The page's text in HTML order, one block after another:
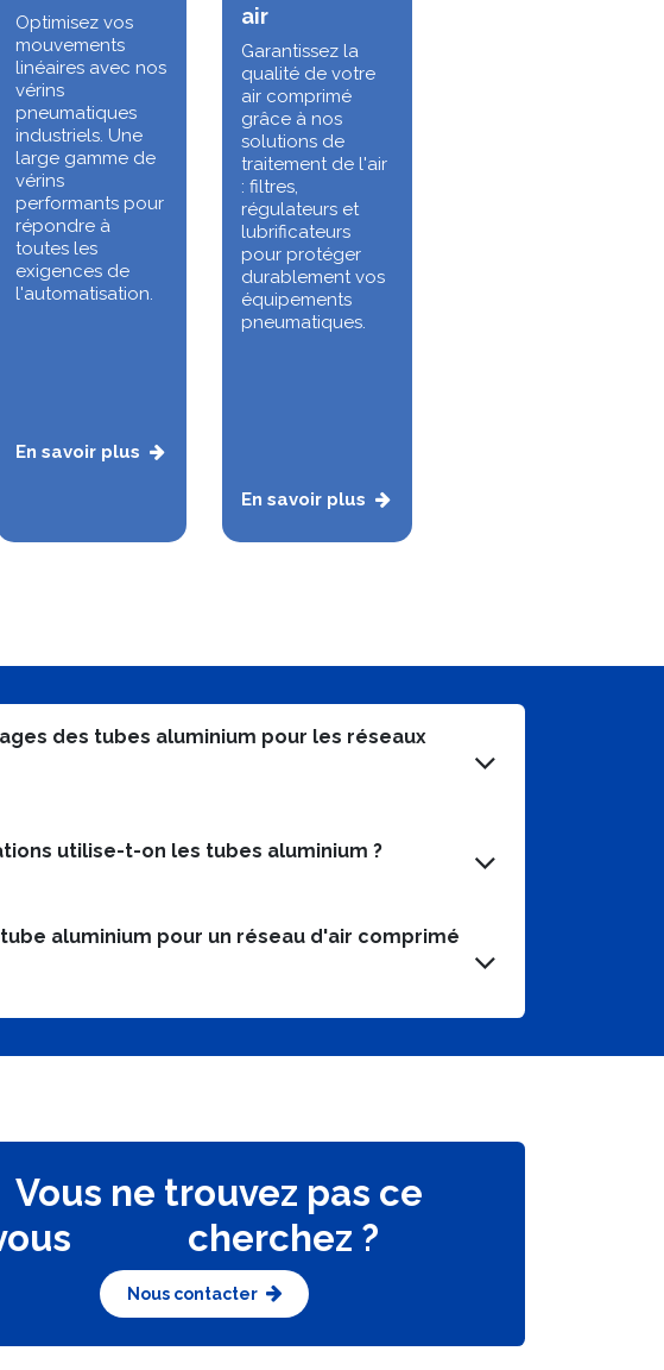
Optimisez vos
mouvements
linéaires avec nos
vérins
pneumatiques
industriels. Une
large gamme de
vérins
performants pour
répondre à
toutes les
exigences de
l'automatisation.
En savoir plus
air
Garantissez la
qualité de votre
air comprimé
grâce à nos
solutions de
traitement de l'air
: filtres,
régulateurs et
lubrificateurs
pour protéger
durablement vos
équipements
pneumatiques.
En savoir plus
des tubes aluminium pour les réseaux
utilise-t-on les tubes aluminium ?
aluminium pour un réseau d'air comprimé
ne trouvez pas ce
vous cherchez ?
Nous contacter